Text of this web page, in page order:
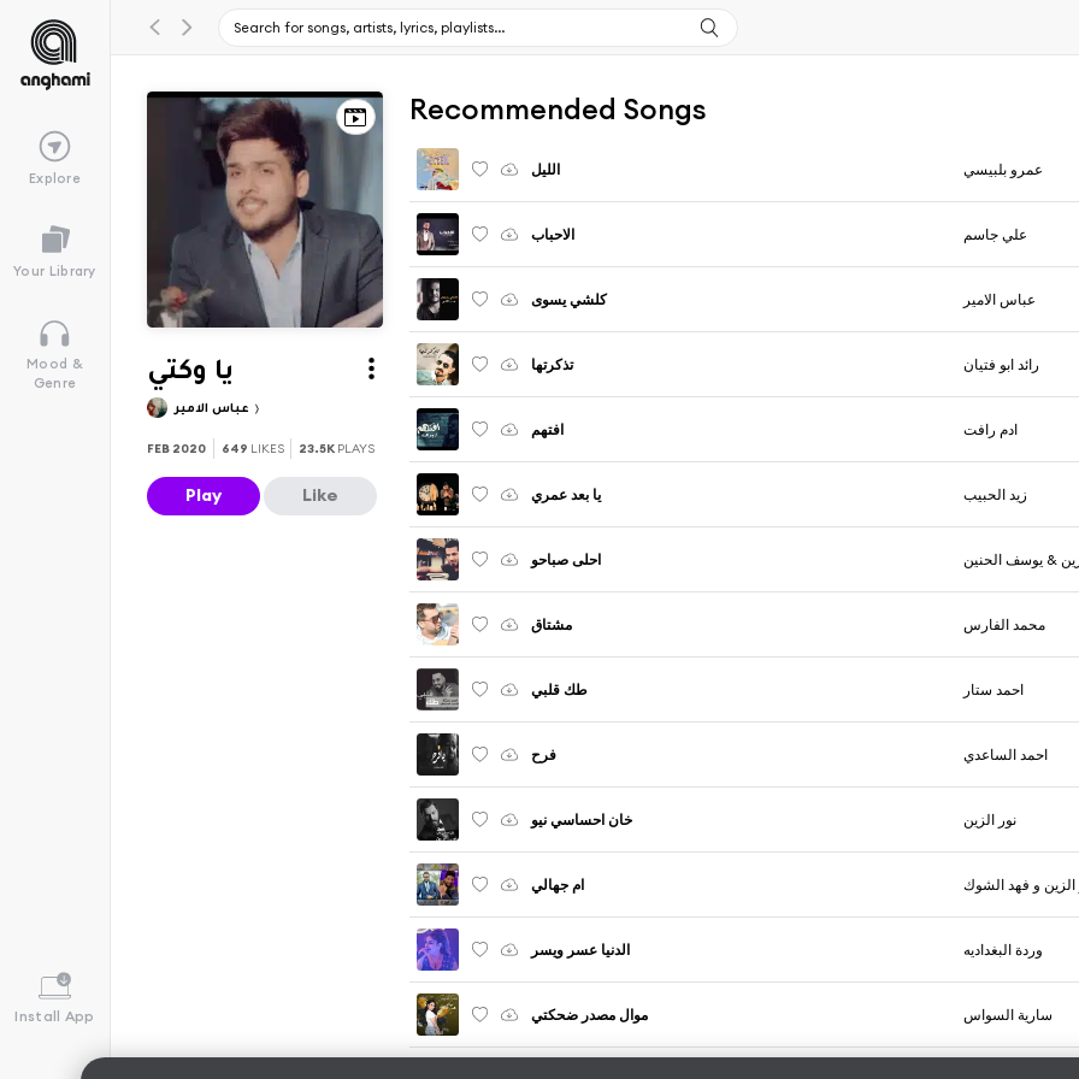
Explore
Your Library
Mood &
Genre
Install App
يا وكتي
FEB 2020 649 LIKES 23.5K PLAYS
Play Like
Recommended Songs
الليل عمرو بلبيسي
الاحباب علي جاسم
كلشي يسوى عباس الامير
تذكرتها رائد ابو فتيان
افتهم ادم رافت
يا بعد عمري زيد الحبيب
احلى صباحو & يوسف الحنين
مشتاق محمد الفارس
طك قلبي احمد ستار
فرح احمد الساعدي
خان احساسي نيو نور الزين
ام جهالي الزين و فهد الشوك
الدنيا عسر ويسر وردة البغداديه
موال مصدر ضحكتي سارية السواس